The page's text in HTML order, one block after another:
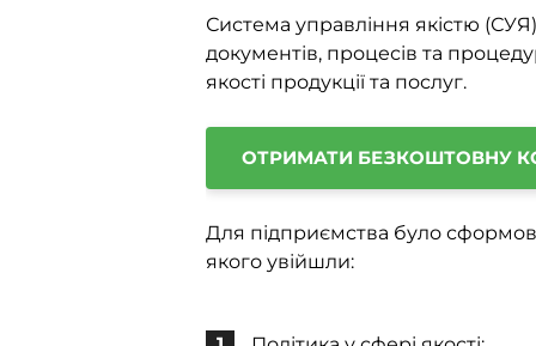
Система управління якістю
документів, процесів та
якості продукції та послуг.
ОТРИМАТИ БЕЗКОШТОВНУ
Для підприємства було
якого увійшли: